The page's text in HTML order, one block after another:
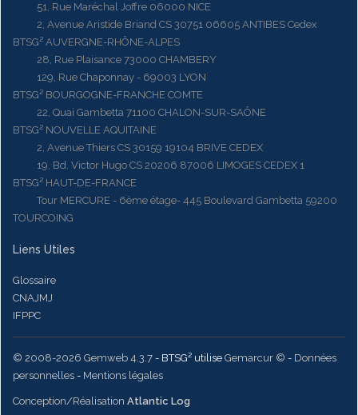
51, Rue Maréchal Joffre 06000 NICE
2, Avenue Aristide Briand CS 30751 06605 ANTIBES Cedex
BTSG² AUVERGNE-RHÔNE-ALPES
28, Rue Plaisance 73000 CHAMBERY
129, Rue Chaponnay - 69003 LYON
BTSG² BOURGOGNE-FRANCHE COMTE
22, Quai Gambetta 71100 CHALON-SUR-SAÔNE
BTSG² NOUVELLE AQUITAINE
2, Avenue Thiers CS 30159 19104 BRIVE CEDEX
19, Bd. Victor Hugo CS 20206 87006 LIMOGES CEDEX 1
BTSG² HAUT-DE-FRANCE
Tour MERCURE - 6ème étage- 445 Boulevard Gambetta 59200
TOURCOING
Liens Utiles
Glossaire
CNAJMJ
IFPPC
© 2008-2026 Gemweb 4.3.7 - BTSG² utilise Gemarcur © - Données
personnelles - Mentions légales
Conception/Réalisation Atlantic Log